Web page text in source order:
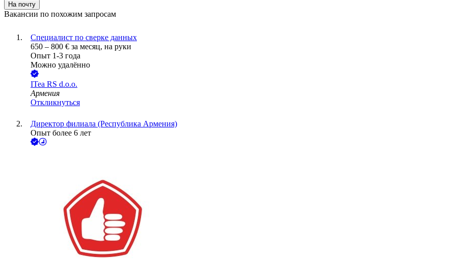
На почту
Вакансии по похожим запросам
Специалист по сверке данных
650 – 800 € за месяц, на руки
Опыт 1-3 года
Можно удалённо
ITea RS d.o.o.
Армения
Откликнуться
Директор филиала (Республика Армения)
Опыт более 6 лет